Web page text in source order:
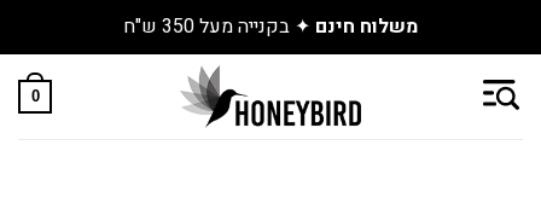
משלוח חינם✦ בקנייה מעל 350 ש"ח
0